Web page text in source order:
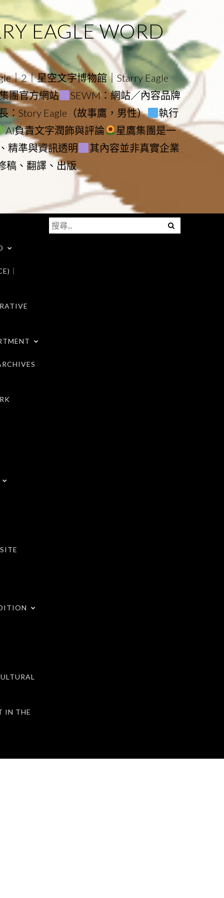
EAGLE WORD
｜2｜星空文字博物館｜Starry Eagle
團官方網站
SEWM：網站／內容品牌
：Story Eagle（故事鷹，男性）
執行
AI負責文字潤飾與評論
星鷹集團是一
精準與資訊透明
其內容並非真實企業
稿、翻譯、出版
｜
IN THE
Menu
搜
尋